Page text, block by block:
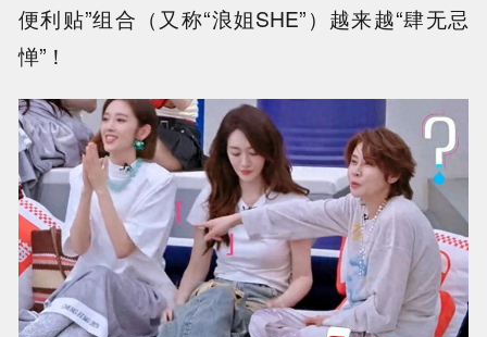
便利贴”组合（又称“浪姐SHE”）越来越“肆无忌
惮”！